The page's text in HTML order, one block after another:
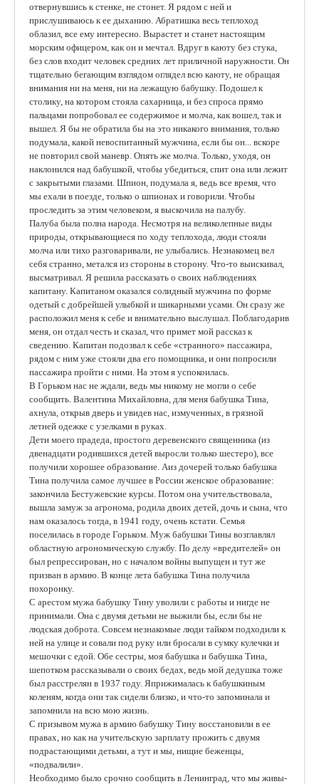
отвернувшись к стенке, не стонет. Я рядом с ней и
прислушиваюсь к ее дыханию. Абратишка весь теплоход
облазил, все ему интересно. Вырастет и станет настоящим
морским офицером, как он и мечтал. Вдруг в каюту без стука,
без слов входит человек средних лет приличной наружности. Он
тщательно бегающим взглядом оглядел всю каюту, не обращая
внимания ни на меня, ни на лежащую бабушку. Подошел к
столику, на котором стояла сахарница, и без спроса прямо
пальцами попробовал ее содержимое и молча, как вошел, так и
вышел. Я бы не обратила бы на это никакого внимания, только
подумала, какой невоспитанный мужчина, если бы он... вскоре
не повторил свой маневр. Опять же молча. Только, уходя, он
наклонился над бабушкой, чтобы убедиться, спит она или лежит
с закрытыми глазами. Шпион, подумала я, ведь все время, что
мы ехали в поезде, только о шпионах и говорили. Чтобы
проследить за этим человеком, я выскочила на палубу.
Палуба была полна народа. Несмотря на великолепные виды
природы, открывающиеся по ходу теплохода, люди стояли
молча или тихо разговаривали, не улыбались. Незнакомец вел
себя странно, метался из стороны в сторону. Что-то выискивал,
высматривал. Я решила рассказать о своих наблюдениях
капитану. Капитаном оказался солидный мужчина по форме
одетый с добрейшей улыбкой и шикарными усами. Он сразу же
расположил меня к себе и внимательно выслушал. Поблагодарив
меня, он отдал честь и сказал, что примет мой рассказ к
сведению. Капитан подозвал к себе «странного» пассажира,
рядом с ним уже стояли два его помощника, и они попросили
пассажира пройти с ними. На этом я успокоилась.
В Горьком нас не ждали, ведь мы никому не могли о себе
сообщить. Валентина Михайловна, для меня бабушка Тина,
ахнула, открыв дверь и увидев нас, измученных, в грязной
летней одежке с узелками в руках.
Дети моего прадеда, простого деревенского священника (из
двенадцати родившихся детей выросли только шестеро), все
получили хорошее образование. Аиз дочерей только бабушка
Тина получила самое лучшее в России женское образование:
закончила Бестужевские курсы. Потом она учительствовала,
вышла замуж за агронома, родила двоих детей, дочь и сына, что
нам оказалось тогда, в 1941 го­ду, очень кстати. Семья
поселилась в городе Горьком. Муж бабушки Тины возглавлял
областную агрономическую службу. По делу «вредителей» он
был репрессирован, но с началом войны выпущен и тут же
призван в армию. В конце лета бабушка Тина получила
похоронку.
С арестом мужа бабушку Тину уволили с работы и нигде не
принимали. Она с двумя детьми не выжили бы, если бы не
людская доброта. Совсем незнакомые люди тайком подходили к
ней на улице и совали под руку или бросали в сумку кулечки и
мешочки с едой. Обе сестры, моя бабушка и бабушка Тина,
шепотком рассказывали о своих бедах, ведь мой дедушка тоже
был расстрелян в 1937 году. Яприжималась к бабушкиным
коленям, когда они так сидели близко, и что-то запоминала и
запомнила на всю мою жизнь.
С призывом мужа в армию бабушку Тину восстановили в ее
правах, но как на учительскую зарплату прожить с двумя
подрастающими детьми, а тут и мы, нищие беженцы,
«подвалили».
Необходимо было срочно сообщить в Ленинград, что мы живы-